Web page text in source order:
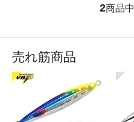
2商品中
売れ筋商品